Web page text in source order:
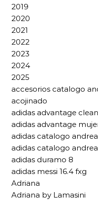
2019
2020
2021
2022
2023
2024
2025
accesorios catalogo
acojinado
adidas advantage clean
adidas advantage
adidas catalogo andrea
adidas catalogo
adidas duramo 8
adidas messi 16.4 fxg
Adriana
Adriana by Lamasini